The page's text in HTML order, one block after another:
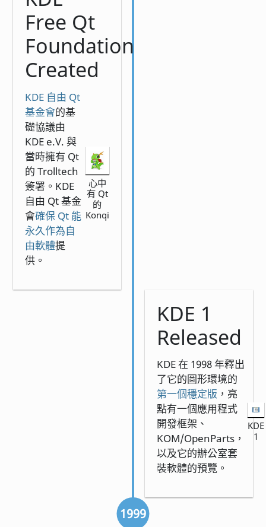
Free Qt
Foundation
Created
KDE 自由 Qt
基金會的基
礎協議由
KDE e.V. 與
當時擁有 Qt
的 Trolltech
簽署。KDE
自由 Qt 基金
會確保 Qt 能
永久作為自
由軟體提
供。
心中
有 Qt
的
Konqi
KDE 1
Released
KDE 在 1998 年釋出
了它的圖形環境的
第一個穩定版 ，亮
點有一個應用程式
開發框架、
KOM/OpenParts，
以及它的辦公室套
裝軟體的預覽。
KDE
1
1999